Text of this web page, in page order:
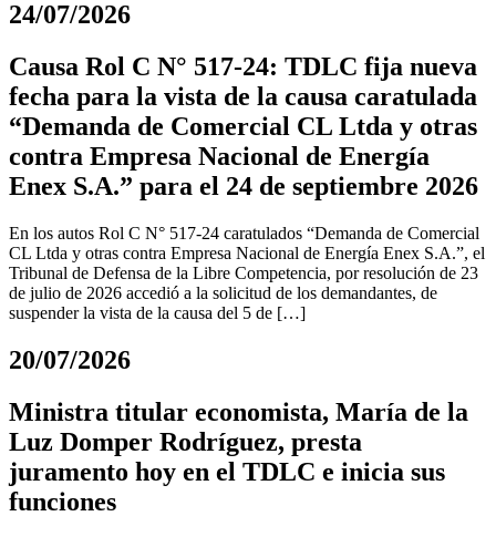
24/07/2026
Causa Rol C N° 517-24: TDLC fija nueva
fecha para la vista de la causa caratulada
“Demanda de Comercial CL Ltda y otras
contra Empresa Nacional de Energía
Enex S.A.” para el 24 de septiembre 2026
En los autos Rol C N° 517-24 caratulados “Demanda de Comercial
CL Ltda y otras contra Empresa Nacional de Energía Enex S.A.”, el
Tribunal de Defensa de la Libre Competencia, por resolución de 23
de julio de 2026 accedió a la solicitud de los demandantes, de
suspender la vista de la causa del 5 de […]
20/07/2026
Ministra titular economista, María de la
Luz Domper Rodríguez, presta
juramento hoy en el TDLC e inicia sus
funciones